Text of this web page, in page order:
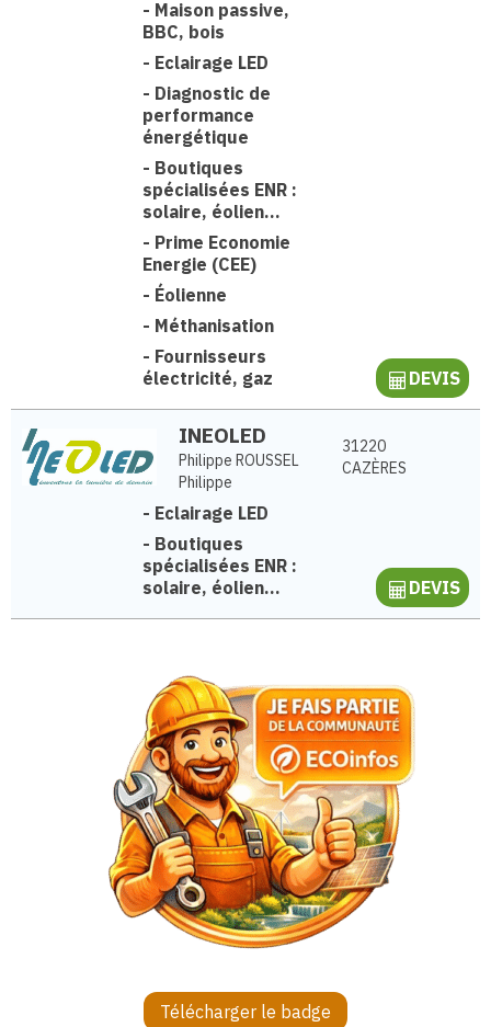
- Maison passive,
BBC, bois
- Eclairage LED
- Diagnostic de
performance
énergétique
- Boutiques
spécialisées ENR :
solaire, éolien...
- Prime Economie
Energie (CEE)
- Éolienne
- Méthanisation
- Fournisseurs
électricité, gaz
DEVIS
INEOLED
Philippe ROUSSEL
Philippe
31220
CAZÈRES
- Eclairage LED
- Boutiques
spécialisées ENR :
solaire, éolien...
DEVIS
Télécharger le badge